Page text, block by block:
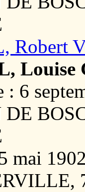
Robert
Louise
: 6
mai